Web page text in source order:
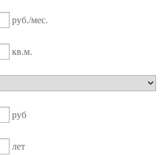
руб./мес.
кв.м.
руб
лет